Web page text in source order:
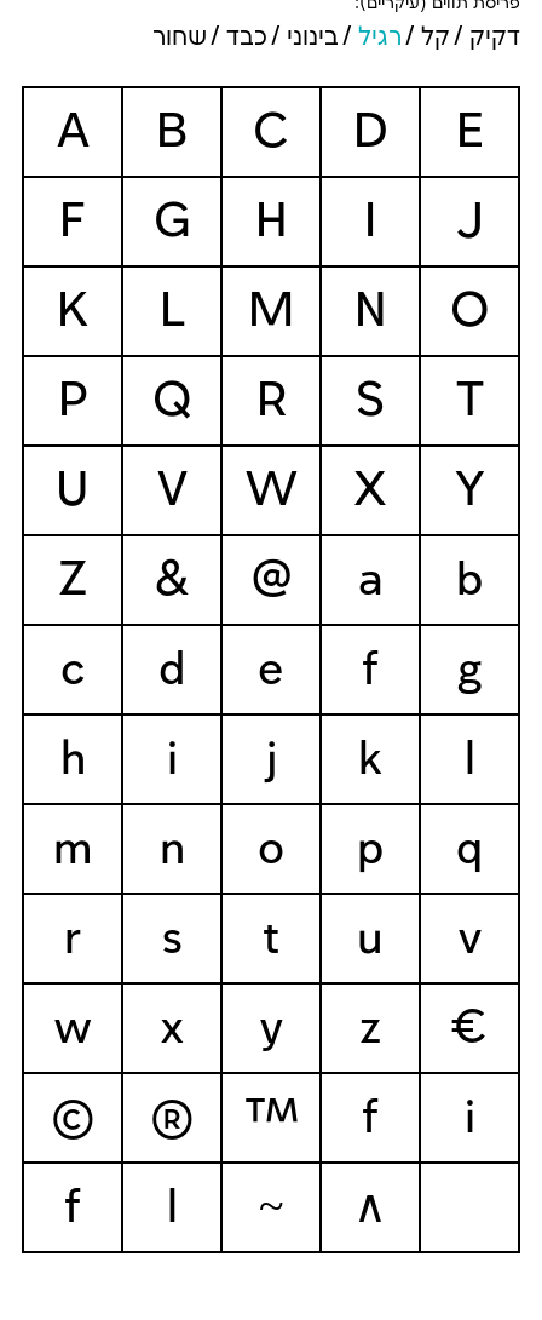
דקיק קל רגיל בינוני כבד שחור
A B C D
E
F
G H I
J
K
L M N
O
P
Q R S
T
U
V W X
Y
Z
& @ a
b
c
d e f
g
h
i j k
l
m
n o p
q
r
s t u
v
w
x y z
€
©
® ™ f
i
f
l ~ ∧